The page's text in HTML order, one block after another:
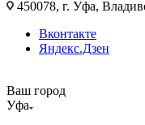
450078, г. Уфа,
Вконтакте
Яндекс.Дзен
Ваш город
Уфа